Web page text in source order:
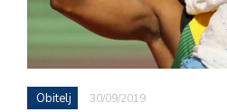
Obitelj 30/09/2019